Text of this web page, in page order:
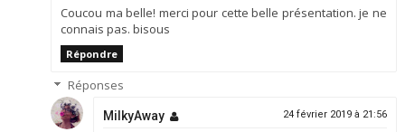
Coucou ma belle! merci pour cette belle présentation. je ne
connais pas. bisous
Répondre
Réponses
MilkyAway 24 février 2019 à 21:56